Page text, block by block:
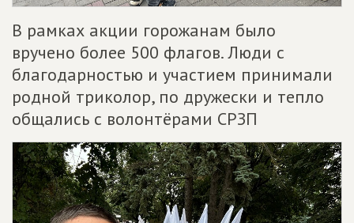
В рамках акции горожанам было
вручено более 500 флагов. Люди с
благодарностью и участием принимали
родной триколор, по дружески и тепло
общались с волонтёрами СРЗП